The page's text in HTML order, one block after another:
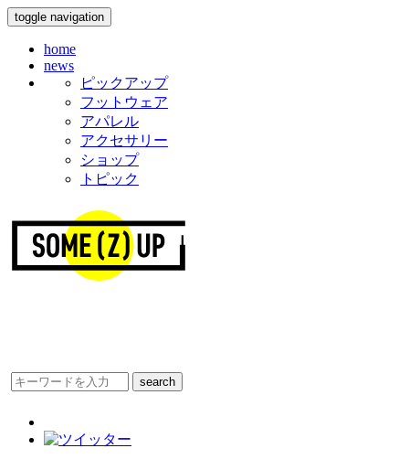
toggle navigation
home
news
ピックアップ
フットウェア
アパレル
アクセサリー
ショップ
トピック